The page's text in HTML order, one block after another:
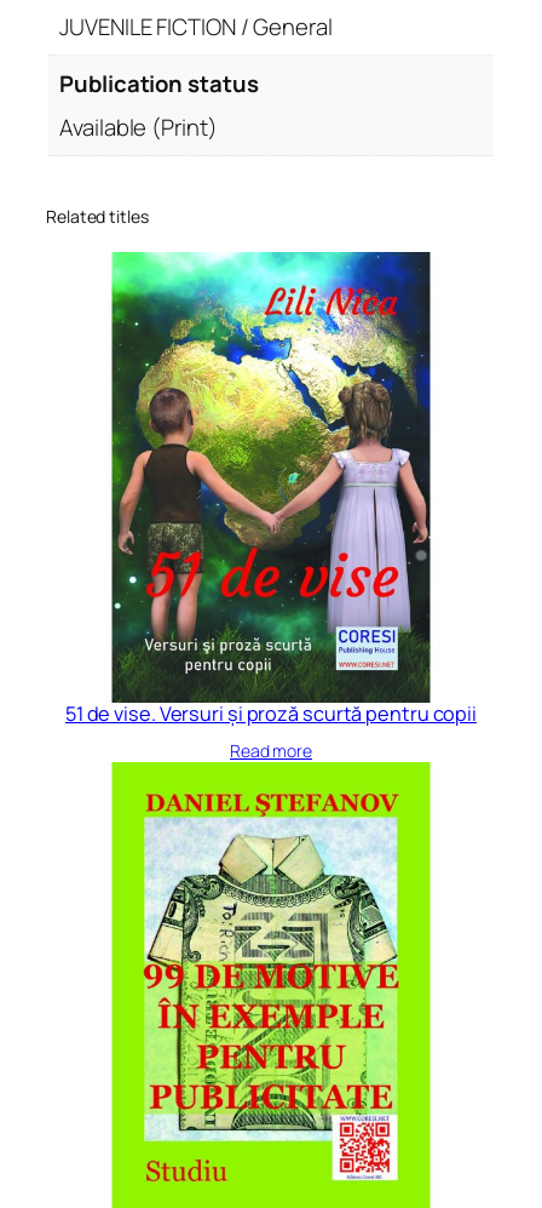
JUVENILE FICTION / General
Publication status
Available (Print)
Related titles
51 de vise. Versuri și proză scurtă pentru copii
Read more